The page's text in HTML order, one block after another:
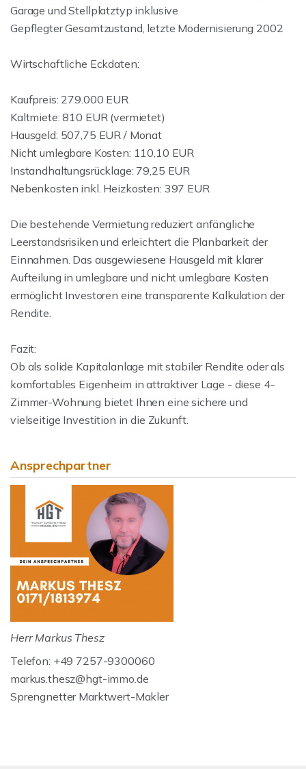
Garage und Stellplatztyp inklusive
Gepflegter Gesamtzustand, letzte Modernisierung 2002
Wirtschaftliche Eckdaten:
Kaufpreis: 279.000 EUR
Kaltmiete: 810 EUR (vermietet)
Hausgeld: 507,75 EUR / Monat
Nicht umlegbare Kosten: 110,10 EUR
Instandhaltungsrücklage: 79,25 EUR
Nebenkosten inkl. Heizkosten: 397 EUR
Die bestehende Vermietung reduziert anfängliche
Leerstandsrisiken und erleichtert die Planbarkeit der
Einnahmen. Das ausgewiesene Hausgeld mit klarer
Aufteilung in umlegbare und nicht umlegbare Kosten
ermöglicht Investoren eine transparente Kalkulation der
Rendite.
Fazit:
Ob als solide Kapitalanlage mit stabiler Rendite oder als
komfortables Eigenheim in attraktiver Lage - diese 4-
Zimmer-Wohnung bietet Ihnen eine sichere und
vielseitige Investition in die Zukunft.
Ansprechpartner
Herr Markus Thesz
Telefon: +49 7257-9300060
markus.thesz@hgt-immo.de
Sprengnetter Marktwert-Makler